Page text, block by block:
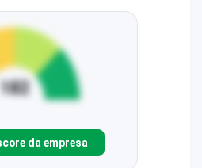
da empresa